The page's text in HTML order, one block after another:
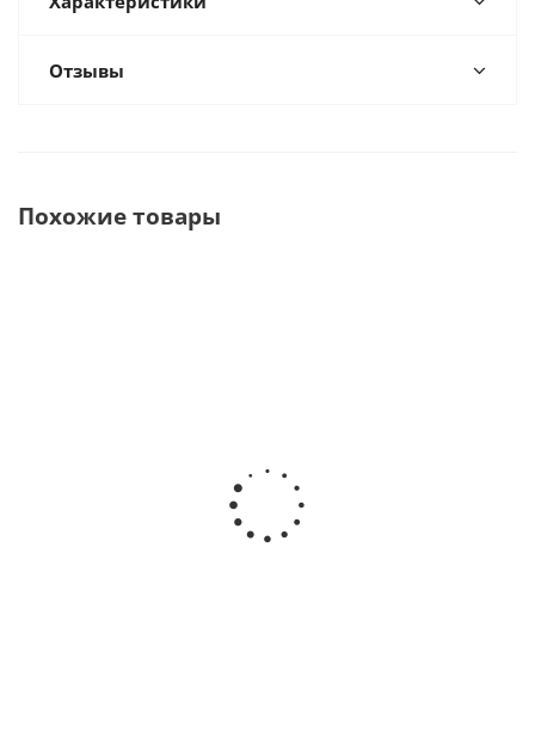
Отзывы
Похожие товары
Фильтр МС Х5 для резервуара с охлаждающей
жидкостью · Dentsply Sirona